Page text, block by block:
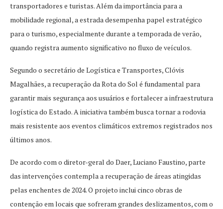
transportadores e turistas. Além da importância para a
mobilidade regional, a estrada desempenha papel estratégico
para o turismo, especialmente durante a temporada de verão,
quando registra aumento significativo no fluxo de veículos.
Segundo o secretário de Logística e Transportes, Clóvis
Magalhães, a recuperação da Rota do Sol é fundamental para
garantir mais segurança aos usuários e fortalecer a infraestrutura
logística do Estado. A iniciativa também busca tornar a rodovia
mais resistente aos eventos climáticos extremos registrados nos
últimos anos.
De acordo com o diretor-geral do Daer, Luciano Faustino, parte
das intervenções contempla a recuperação de áreas atingidas
pelas enchentes de 2024. O projeto inclui cinco obras de
contenção em locais que sofreram grandes deslizamentos, com o